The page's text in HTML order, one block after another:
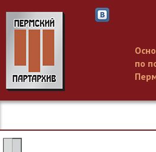
по